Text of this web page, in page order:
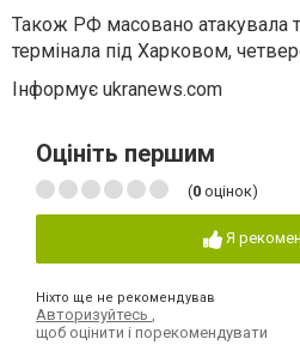
Також РФ масовано атакувала
термінала під Харковом,
Інформує ukranews.com
Оцініть першим
(0 оцінок)
Я
Ніхто ще не рекомендував
Авторизуйтесь ,
щоб оцінити і порекомендувати